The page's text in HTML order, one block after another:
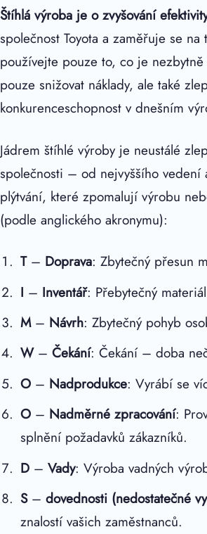
Štíhlá výroba je o zvyšování
společnost Toyota a zaměřuje se
používejte pouze to, co je
pouze snižovat náklady, ale také
konkurenceschopnost v dnešním
Jádrem štíhlé výroby je neustálé
společnosti – od nejvyššího
plýtvání, které zpomalují výrobu
(podle anglického akronymu):
T– Doprava: Zbytečný přesun
I – Inventář: Přebytečný
M– Návrh: Zbytečný pohyb
W–Čekání: Čekání – doba
O – Nadprodukce: Vyrábí se
O – Nadměrné zpracování:
splnění požadavků zákazníků.
D –Vady: Výroba vadných
S–dovednosti (nedostatečné
znalostí vašich zaměstnanců.